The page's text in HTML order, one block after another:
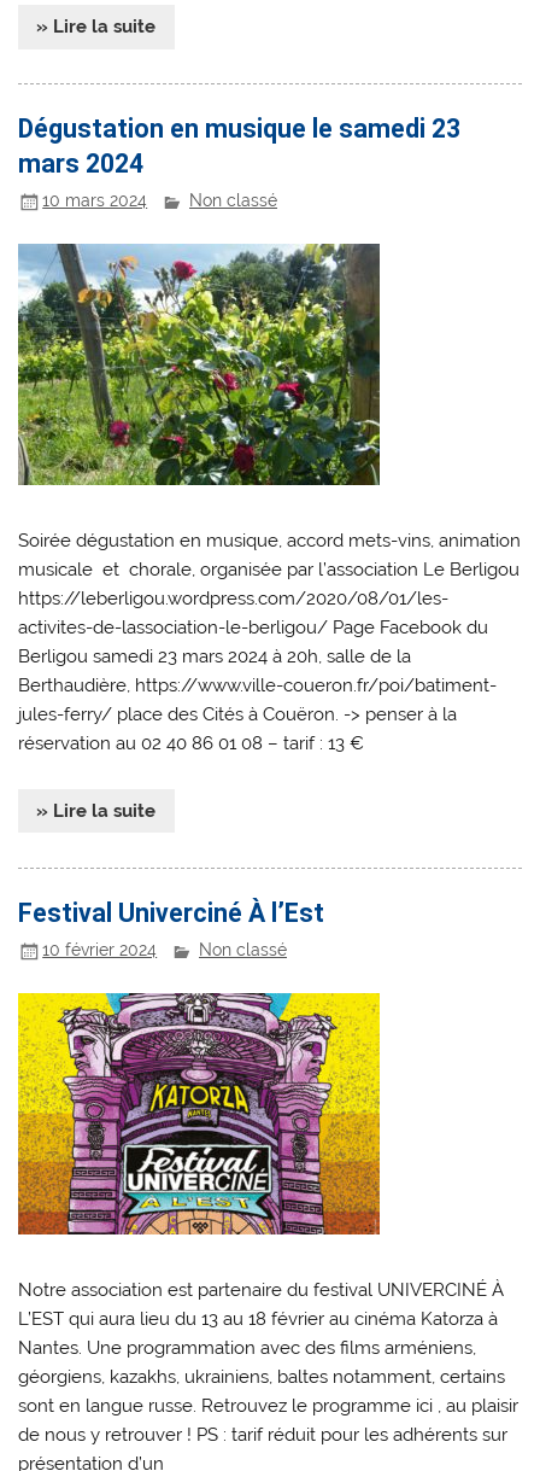
» Lire la suite
Dégustation en musique le samedi 23
mars 2024
10 mars 2024 Non classé
Soirée dégustation en musique, accord mets-vins, animation
musicale et chorale, organisée par l’association Le Berligou
https://leberligou.wordpress.com/2020/08/01/les-
activites-de-lassociation-le-berligou/ Page Facebook du
Berligou samedi 23 mars 2024 à 20h, salle de la
Berthaudière, https://www.ville-coueron.fr/poi/batiment-
jules-ferry/ place des Cités à Couëron. -> penser à la
réservation au 02 40 86 01 08 – tarif : 13 €
» Lire la suite
Festival Univerciné À l’Est
10 février 2024 Non classé
Notre association est partenaire du festival UNIVERCINÉ À
L’EST qui aura lieu du 13 au 18 février au cinéma Katorza à
Nantes. Une programmation avec des films arméniens,
géorgiens, kazakhs, ukrainiens, baltes notamment, certains
sont en langue russe. Retrouvez le programme ici , au plaisir
de nous y retrouver ! PS : tarif réduit pour les adhérents sur
présentation d’un